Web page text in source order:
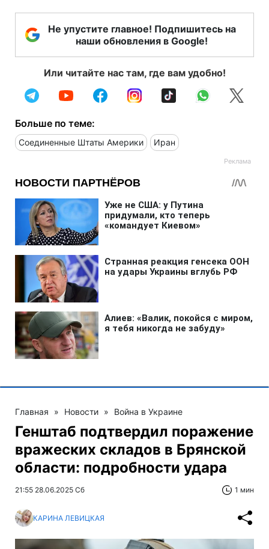
Не упустите главное! Подпишитесь на
наши обновления в Google!
Или читайте нас там, где вам удобно!
Больше по теме:
Соединенные Штаты Америки Иран
Главная » Новости » Война в Украине
Генштаб подтвердил поражение
вражеских складов в Брянской
области: подробности удара
21:55 28.06.2025 Сб 1 мин
КАРИНА ЛЕВИЦКАЯ